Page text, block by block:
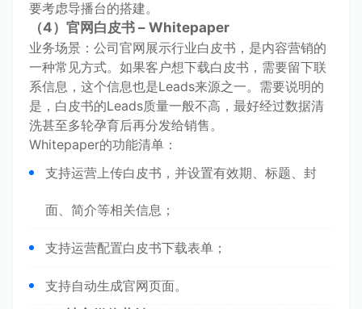
要考虑导播台的搭建。
（4）官网白皮书 – Whitepaper
业务场景：公司官网展示行业白皮书，是内容营销的
一种常见方式。如果客户想下载白皮书，需要留下联
系信息，这个信息也是Leads来源之一。需要说明的
是，白皮书的Leads质量一般不高，最好经过数据清
洗甚至多轮孕育后再分发给销售。
Whitepaper的功能清单：
支持运营上传白皮书，并设置有效期、标题、封
面、简介等相关信息；
支持运营配置白皮书下载表单；
支持自动生成官网页面。